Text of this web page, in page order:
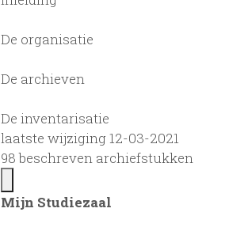
De organisatie
De archieven
De inventarisatie
laatste wijziging 12-03-2021
98 beschreven archiefstukken
Mijn Studiezaal